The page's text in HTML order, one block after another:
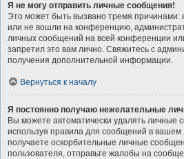
Я не могу отправить личные сообщения!
Это может быть вызвано тремя причинами:
или не вошли на конференцию,
личных сообщений на всей конференции
запретил это вам лично. Свяжитесь с
получения дополнительной информации.
Вернуться к началу
Я постоянно получаю нежелательные
Вы можете автоматически удалять личные
используя правила для сообщений в
получаете оскорбительные личные
пользователя, отправьте жалобы на